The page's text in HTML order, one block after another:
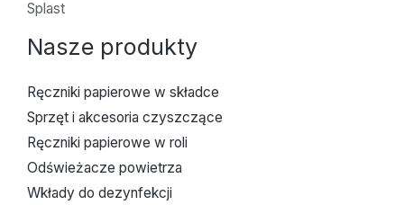
Splast
Nasze produkty
Ręczniki papierowe w składce
Sprzęt i akcesoria czyszczące
Ręczniki papierowe w roli
Odświeżacze powietrza
Wkłady do dezynfekcji